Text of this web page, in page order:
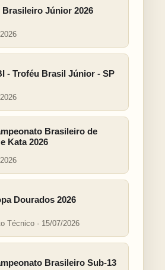
Júnior 2026
- Troféu Brasil Júnior - SP
Brasileiro de
Kata 2026
Dourados 2026
Técnico · 15/07/2026
Brasileiro Sub-13